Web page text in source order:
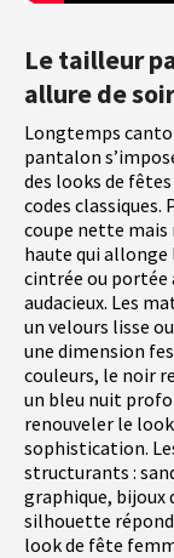
Le tailleur
allure de
Longtemps
pantalon
des looks de
codes
coupe nette
haute qui allonge
cintrée ou portée
audacieux. Les
un velours lisse
une dimension
couleurs, le noir
un bleu nuit
renouveler le
sophistication.
structurants :
graphique, bijoux
silhouette
look de fête